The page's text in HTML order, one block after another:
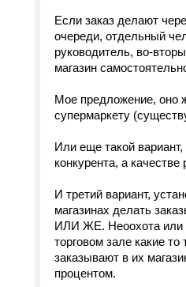
Если заказ делают
очереди, отдельный
руководитель, во-
магазин
Мое предложение, оно
супермаркету
Или еще такой
конкурента, а
И третий вариант,
магазинах делать
ИЛИ ЖЕ. Неоохота или
торговом зале какие
заказывают в их
процентом.